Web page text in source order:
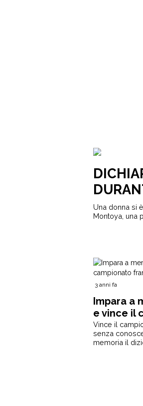
Una donna si
Montoya, una
3 anni fa
Impara a
e vince il
di
Vince il
senza
memoria il